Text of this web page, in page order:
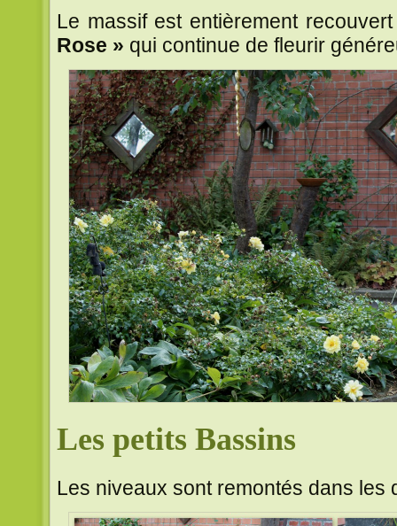
Le massif est entièrement
Rose » qui continue de fleurir
Les petits Bassins
Les niveaux sont remontés dans les